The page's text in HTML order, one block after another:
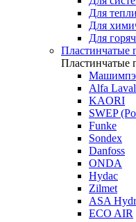
Для
Для
Для
Пластинчатые
Пластинчатые
Alfa Laval
KAORI
SWEP
Funke
Sondex
Danfoss
ONDA
Hydac
Zilmet
ASA
ECO AIR